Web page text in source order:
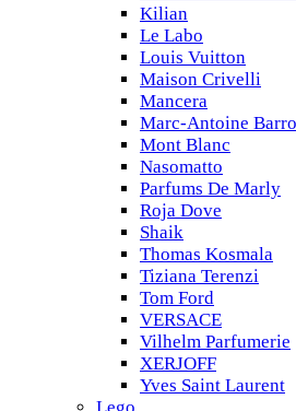
Kilian
Le Labo
Louis Vuitton
Maison Crivelli
Mancera
Marc-Antoine
Mont Blanc
Nasomatto
Parfums De Marly
Roja Dove
Shaik
Thomas Kosmala
Tiziana Terenzi
Tom Ford
VERSACE
Vilhelm Parfumerie
XERJOFF
Yves Saint Laurent